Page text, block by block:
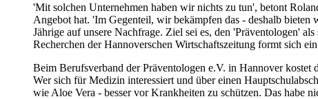
'Mit solchen Unternehmen haben wir nichts zu tun', betont
Angebot hat. 'Im Gegenteil, wir bekämpfen das - deshalb
Jährige auf unsere Nachfrage. Ziel sei es, den 'Präventologen'
Recherchen der Hannoverschen Wirtschaftszeitung formt sich
Beim Berufsverband der Präventologen e.V. in Hannover
Wer sich für Medizin interessiert und über einen
wie Aloe Vera - besser vor Krankheiten zu schützen. Das habe